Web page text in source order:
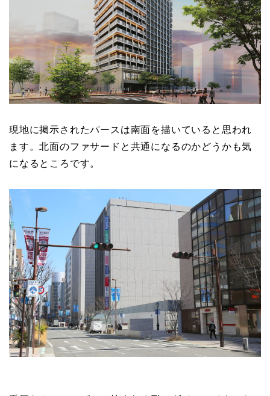
現地に掲示されたパースは南面を描いていると思われ
ます。北面のファサードと共通になるのかどうかも気
になるところです。